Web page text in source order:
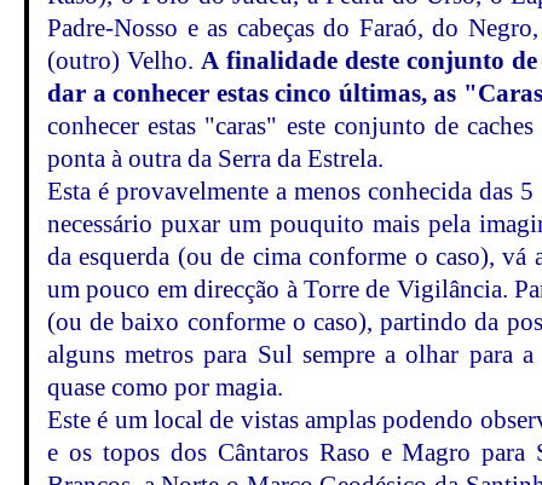
Padre-Nosso e as cabeças do Faraó, do
(outro) Velho.A finalidade deste conjunto de
dar a conhecer estas cinco últimas, as
conhecer estas "caras" este conjunto de
ponta à outra da Serra da Estrela.
Esta é provavelmente a menos conhecida das
necessário puxar um pouquito mais pela
da esquerda (ou de cima conforme o caso), vá
um pouco em direcção à Torre de Vigilância.
(ou de baixo conforme o caso), partindo da
alguns metros para Sul sempre a olhar para a
quase como por magia.
Este é um local de vistas amplas podendo
e os topos dos Cântaros Raso e Magro para